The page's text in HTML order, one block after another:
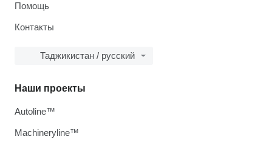
Помощь
Контакты
Таджикистан / русский
Наши проекты
Autoline™
Machineryline™